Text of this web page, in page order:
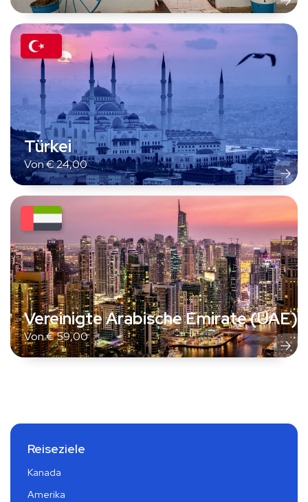
Türkei
Von€24,00
Vereinigte Arabische Emirate (UAE)
Von€59,00
Reiseziele
Kanada
Amerika